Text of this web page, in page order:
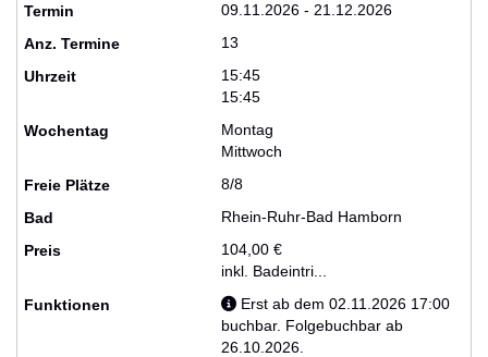
09.11.2026 - 21.12.2026
13
15:45
15:45
Montag
Mittwoch
8/8
Rhein-Ruhr-Bad Hamborn
104,00 €
inkl. Badeintri...
Erst ab dem 02.11.2026 17:00
buchbar. Folgebuchbar ab
26.10.2026.